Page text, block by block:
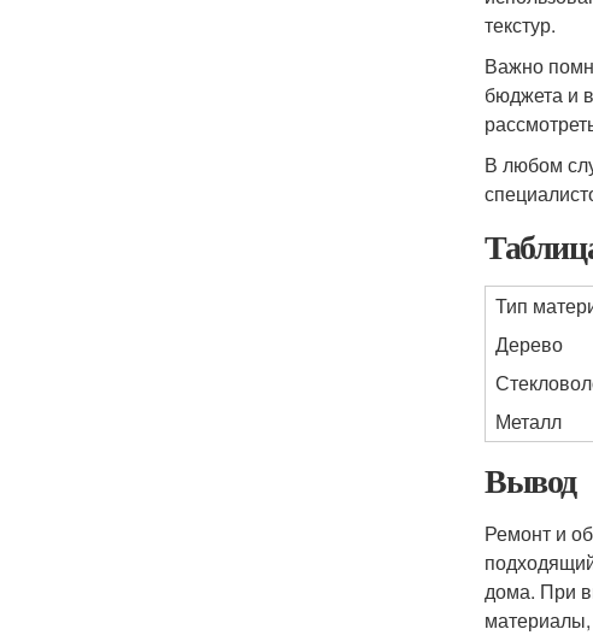
текстур.
Важно
бюджета и
В любом
Тип
Дерево
Металл
Вывод
Ремонт и
дома. При